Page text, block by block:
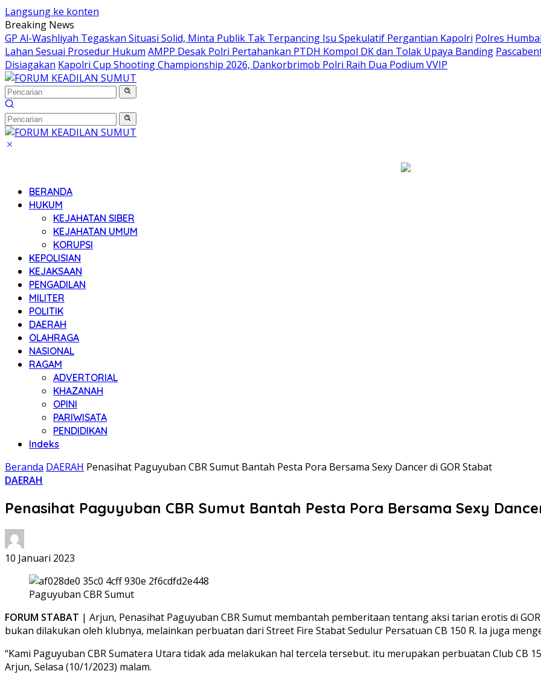
Langsung ke konten
Breaking News
GP Al-Washliyah Tegaskan Situasi Solid, Minta Publik Tak Terpancing Isu Spekulatif Pergantian Kapolri Polres
Lahan Sesuai Prosedur Hukum AMPP Desak Polri Pertahankan PTDH Kompol DK dan Tolak Upaya Banding
Disiagakan Kapolri Cup Shooting Championship 2026, Dankorbrimob Polri Raih Dua Podium VVIP
BERANDA
HUKUM
KEJAHATAN SIBER
KEJAHATAN UMUM
KORUPSI
KEPOLISIAN
KEJAKSAAN
PENGADILAN
MILITER
POLITIK
DAERAH
OLAHRAGA
NASIONAL
RAGAM
ADVERTORIAL
KHAZANAH
OPINI
PARIWISATA
PENDIDIKAN
Indeks
Beranda DAERAH Penasihat Paguyuban CBR Sumut Bantah Pesta Pora Bersama Sexy Dancer di GOR Stabat
DAERAH
Penasihat Paguyuban CBR Sumut Bantah Pesta Pora Bersama Sexy
10 Januari 2023
Paguyuban CBR Sumut
FORUM STABAT | Arjun, Penasihat Paguyuban CBR Sumut membantah pemberitaan tentang aksi tarian erotis di
bukan dilakukan oleh klubnya, melainkan perbuatan dari Street Fire Stabat Sedulur Persatuan CB 150 R. Ia juga
“Kami Paguyuban CBR Sumatera Utara tidak ada melakukan hal tercela tersebut. itu merupakan perbuatan Club CB
Arjun, Selasa (10/1/2023) malam.